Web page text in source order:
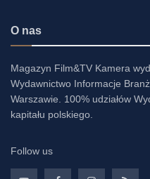
O nas
Magazyn Film&TV Kamera
Wydawnictwo Informacje
Warszawie. 100% udziałów
kapitału polskiego.
Follow us